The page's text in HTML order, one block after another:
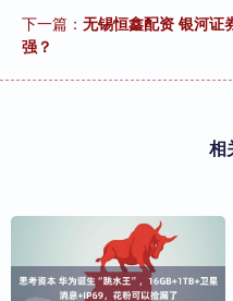
下一篇： 无锡恒鑫配资 银河证
强？
相